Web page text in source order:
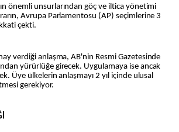
önemli unsurlarından göç ve iltica yönetimi
Avrupa Parlamentosu (AP) seçimlerine 3
çekti.
verdiği anlaşma, AB'nin Resmi Gazetesinde
yürürlüğe girecek. Uygulamaya ise ancak
Üye ülkelerin anlaşmayı 2 yıl içinde ulusal
gerekiyor.